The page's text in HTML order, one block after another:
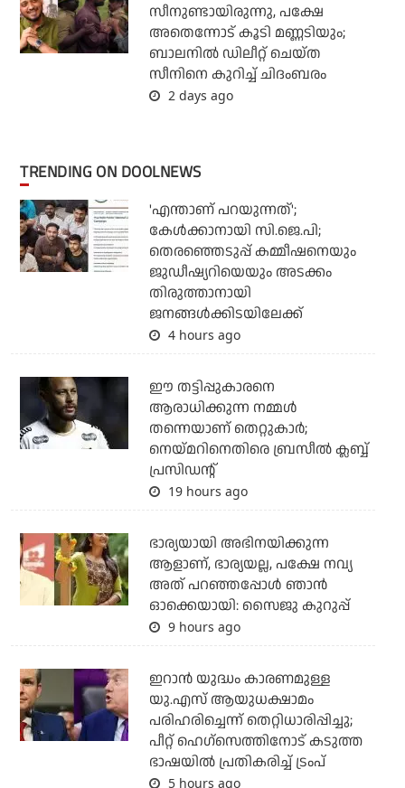
സീനുണ്ടായിരുന്നു, പക്ഷേ
അതെന്നോട് കൂടി മണ്ണടിയും;
ബാലനില്‍ ഡിലീറ്റ് ചെയ്ത
സീനിനെ കുറിച്ച് ചിദംബരം
2 days ago
TRENDING ON DOOLNEWS
'എന്താണ് പറയുന്നത്';
കേള്‍ക്കാനായി സി.ജെ.പി;
തെരഞ്ഞെടുപ്പ് കമ്മീഷനെയും
ജുഡീഷ്യറിയെയും അടക്കം
തിരുത്താനായി
ജനങ്ങള്‍ക്കിടയിലേക്ക്
4 hours ago
ഈ തട്ടിപ്പുകാരനെ
ആരാധിക്കുന്ന നമ്മള്‍
തന്നെയാണ് തെറ്റുകാര്‍;
നെയ്മറിനെതിരെ ബ്രസീല്‍ ക്ലബ്ബ്
പ്രസിഡന്റ്
19 hours ago
ഭാര്യയായി അഭിനയിക്കുന്ന
ആളാണ്, ഭാര്യയല്ല, പക്ഷേ നവ്യ
അത് പറഞ്ഞപ്പോള്‍ ഞാന്‍
ഓക്കെയായി: സൈജു കുറുപ്പ്
9 hours ago
ഇറാന്‍ യുദ്ധം കാരണമുള്ള
യു.എസ് ആയുധക്ഷാമം
പരിഹരിച്ചെന്ന് തെറ്റിധാരിപ്പിച്ചു;
പീറ്റ് ഹെഗ്‌സെത്തിനോട് കടുത്ത
ഭാഷയില്‍ പ്രതികരിച്ച് ട്രംപ്
5 hours ago